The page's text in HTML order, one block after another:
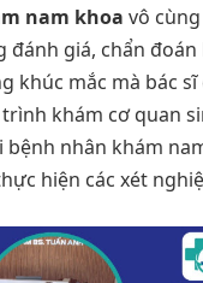
nam khoa vô
đánh giá, chẩn
khúc mắc mà bác
khám cơ quan
nhân khám
hiện các xét